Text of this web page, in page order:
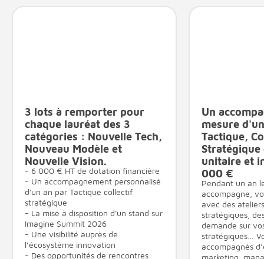
3 lots à remporter pour
chaque lauréat des 3
catégories : Nouvelle Tech,
Nouveau Modèle et
Nouvelle Vision.
- 6 000 € HT de dotation financière
- Un accompagnement personnalisé
d'un an par Tactique collectif
stratégique
- La mise à disposition d'un stand sur
Imagine Summit 2026
- Une visibilité auprès de
l’écosystème innovation
- Des opportunités de rencontres
Aller à l'élément suivant
Un
mesure
Tactique,
unitaire et
000 €
Pendant un an
accompagne,
avec des
stratégiques,
demande sur
stratégiques…
accompagnés
marketing,
Revenir à
Aller à